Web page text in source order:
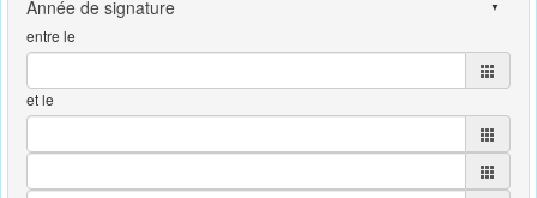
entre le
et le